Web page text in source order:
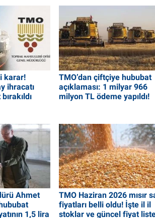
karar!
ihracatı
TMO’dan çiftçiye hububat
açıklaması: 1 milyar 966
milyon TL ödeme yapıldı!
Ahmet
1,5 lira
TMO Haziran 2026 mısır
fiyatları belli oldu! İşte il il
stoklar ve güncel fiyat